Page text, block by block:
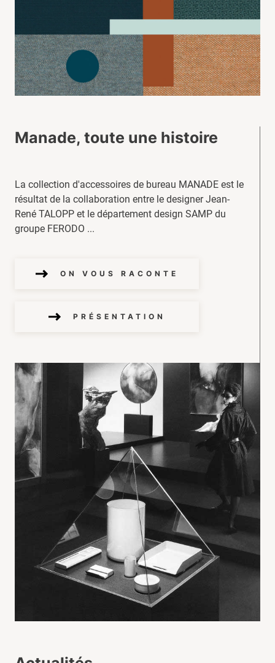
Manade, toute une histoire
La collection d'accessoires de bureau MANADE est le
résultat de la collaboration entre le designer Jean-
René TALOPP et le département design SAMP du
groupe FERODO ...
ON VOUS RACONTE
PRÉSENTATION